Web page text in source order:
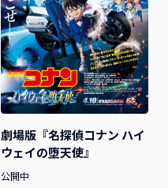
劇場版『名探偵コナン ハイ
ウェイの堕天使』
公開中